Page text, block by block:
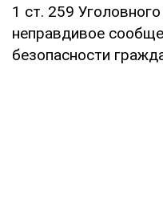
1 ст. 259
неправдивое
безопасности